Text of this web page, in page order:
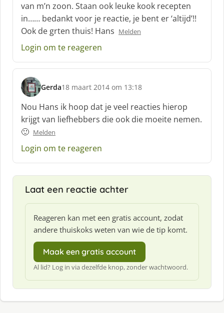
van m’n zoon. Staan ook leuke kook recepten
in…… bedankt voor je reactie, je bent er ‘altijd’!!
Ook de grten thuis! Hans Melden
Login om te reageren
Gerda
s
c
h
r
e
e
:
18 maart 2014 om 13:18
Nou Hans ik hoop dat je veel reacties hierop
krijgt van liefhebbers die ook die moeite nemen.
🙂 Melden
Login om te reageren
Laat een reactie achter
Reageren kan met een gratis account, zodat
andere thuiskoks weten van wie de tip komt.
Maak een gratis account
Al lid? Log in via dezelfde knop, zonder wachtwoord.